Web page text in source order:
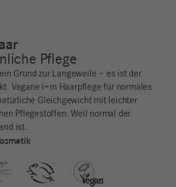
Pflege
Grund zur Langeweile – es ist der
Vegane i+m Haarpflege für normales
Gleichgewicht mit leichter
Pflegestoffen. Weil normal der
ist.